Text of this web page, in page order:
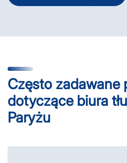
Często zadawane
dotyczące biura
Paryżu